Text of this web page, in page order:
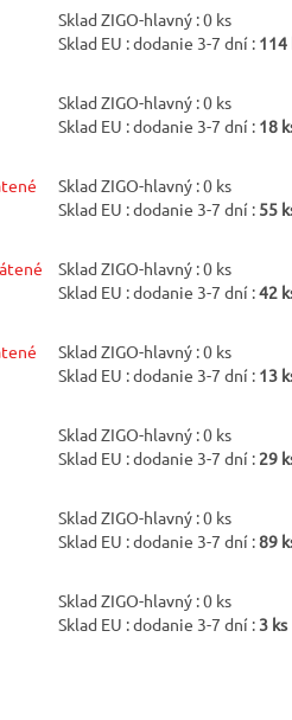
Sklad ZIGO-hlavný : 0 ks
Sklad EU : dodanie 3-7 dní : 114
Sklad ZIGO-hlavný : 0 ks
Sklad EU : dodanie 3-7 dní : 18
Sklad ZIGO-hlavný : 0 ks
Sklad EU : dodanie 3-7 dní : 55
Sklad ZIGO-hlavný : 0 ks
Sklad EU : dodanie 3-7 dní :42
Sklad ZIGO-hlavný : 0 ks
Sklad EU : dodanie 3-7 dní : 13
Sklad ZIGO-hlavný : 0 ks
Sklad EU : dodanie 3-7 dní : 29
Sklad ZIGO-hlavný : 0 ks
Sklad EU : dodanie 3-7 dní :89
Sklad ZIGO-hlavný : 0 ks
Sklad EU : dodanie 3-7 dní : 3 ks